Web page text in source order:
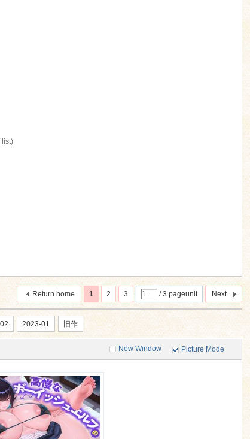
list)
1 2 3 / 3 pageunit Next
Return home
2023-01 旧作
New Window Picture Mode